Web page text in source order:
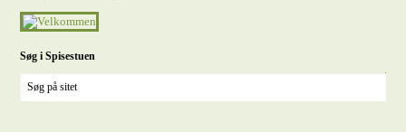
Søg i Spisestuen